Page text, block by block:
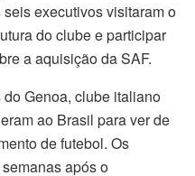
executivos visitaram o
do clube e participar
a aquisição da SAF.
Genoa, clube italiano
ao Brasil para ver de
de futebol. Os
após o